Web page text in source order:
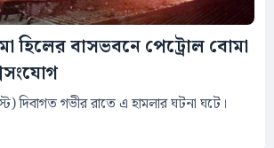
হিলের বাসভবনে পেট্রোল বোমা
দিবাগত গভীর রাতে এ হামলার ঘটনা ঘটে।